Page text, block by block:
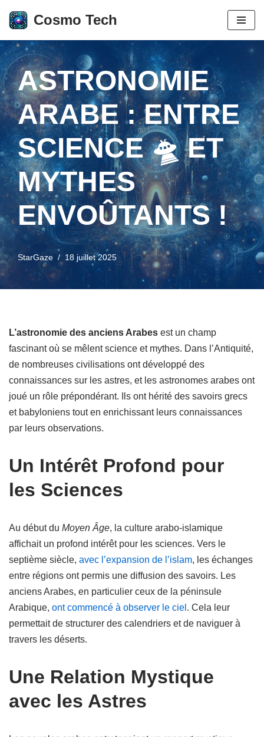
Aller
au
contenu
Cosmo Tech
ASTRONOMIE
ARABE : ENTRE
SCIENCE 🛸 ET
MYTHES
ENVOÛTANTS !
StarGaze 18 juillet 2025
L’astronomie des anciens Arabes est un champ
fascinant où se mêlent science et mythes. Dans l’Antiquité,
de nombreuses civilisations ont développé des
connaissances sur les astres, et les astronomes arabes ont
joué un rôle prépondérant. Ils ont hérité des savoirs grecs
et babyloniens tout en enrichissant leurs connaissances
par leurs observations.
Un Intérêt Profond pour
les Sciences
Au début du Moyen Âge, la culture arabo-islamique
affichait un profond intérêt pour les sciences. Vers le
septième siècle, avec l’expansion de l’islam, les échanges
entre régions ont permis une diffusion des savoirs. Les
anciens Arabes, en particulier ceux de la péninsule
Arabique, ont commencé à observer le ciel . Cela leur
permettait de structurer des calendriers et de naviguer à
travers les déserts.
Une Relation Mystique
avec les Astres